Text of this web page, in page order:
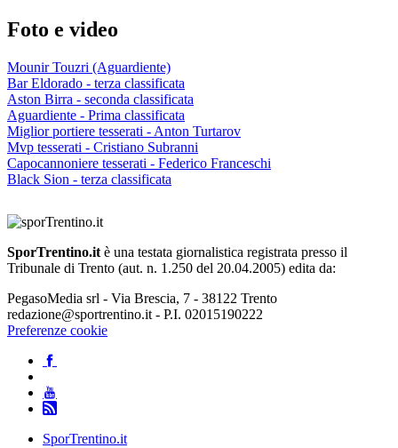
Foto e video
Mounir Touzri (Aguardiente)
Bar Eldorado - terza classificata
Aston Birra - seconda classificata
Aguardiente - Prima classificata
Miglior portiere tesserati - Anton Turtarov
Mvp tesserati - Cristiano Subranni
Capocannoniere tesserati - Federico Franceschi
Black Sion - terza classificata
SporTrentino.it è una testata giornalistica registrata presso il
Tribunale di Trento (aut. n. 1.250 del 20.04.2005) edita da:
PegasoMedia srl - Via Brescia, 7 - 38122 Trento
redazione@sportrentino.it - P.I. 02015190222
Preferenze cookie
SporTrentino.it